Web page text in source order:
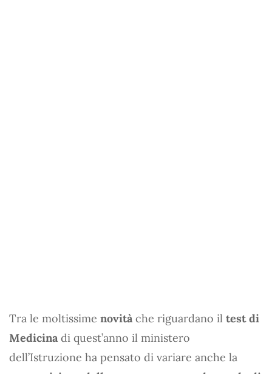
Tra le moltissime novità che riguardano il test di
Medicina di quest’anno il ministero
dell’Istruzione ha pensato di variare anche la